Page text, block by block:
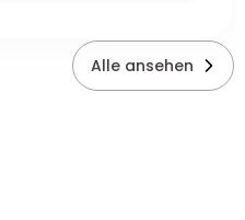
Alle ansehen